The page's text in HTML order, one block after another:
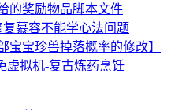
的奖励物品脚本文件
慕容不能学心法问题
宝宝珍兽掉落概率的修改】
虚拟机-复古炼药烹饪